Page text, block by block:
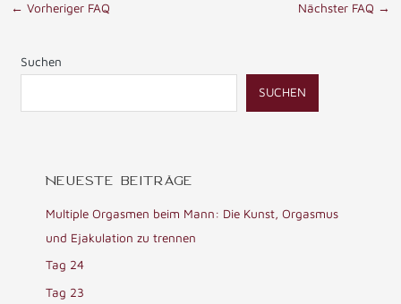
← Vorheriger FAQ Nächster FAQ →
Suchen
SUCHEN
NEUESTE BEITRÄGE
Multiple Orgasmen beim Mann: Die Kunst, Orgasmus
und Ejakulation zu trennen
Tag 24
Tag 23